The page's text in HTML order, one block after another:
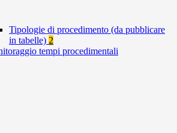
Tipologie di procedimento (da pubblicare
in tabelle) 2
tempi procedimentali